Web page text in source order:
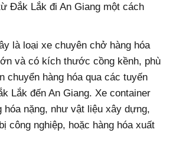
Đắk Lắk đi An Giang một cách
là loại xe chuyên chở hàng hóa
và có kích thước cồng kềnh, phù
chuyển hàng hóa qua các tuyến
Lắk đến An Giang. Xe container
hóa nặng, như vật liệu xây dựng,
công nghiệp, hoặc hàng hóa xuất